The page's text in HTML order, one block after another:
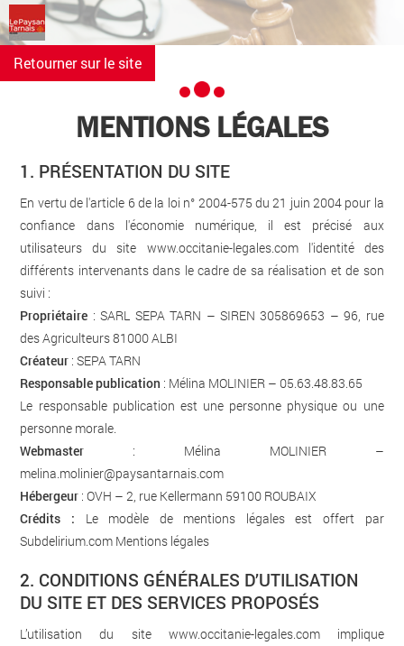
Retourner sur le site
MENTIONS LÉGALES
1. PRÉSENTATION DU SITE
En vertu de l'article 6 de la loi n° 2004-575 du 21 juin 2004 pour la
confiance dans l'économie numérique, il est précisé aux
utilisateurs du site www.occitanie-legales.coml'identité des
différents intervenants dans le cadre de sa réalisation et de son
suivi :
Propriétaire : SARL SEPA TARN – SIREN 305869653 – 96, rue
des Agriculteurs 81000 ALBI
Créateur :SEPA TARN
Responsable publication : Mélina MOLINIER – 05.63.48.83.65
Le responsable publication est une personne physique ou une
personne morale.
Webmaster : Mélina MOLINIER –
melina.molinier@paysantarnais.com
Hébergeur : OVH – 2, rue Kellermann 59100 ROUBAIX
Crédits : Le modèle de mentions légales est offert par
Subdelirium.com Mentions légales
2. CONDITIONS GÉNÉRALES D’UTILISATION
DU SITE ET DES SERVICES PROPOSÉS
L’utilisation du site www.occitanie-legales.comimplique